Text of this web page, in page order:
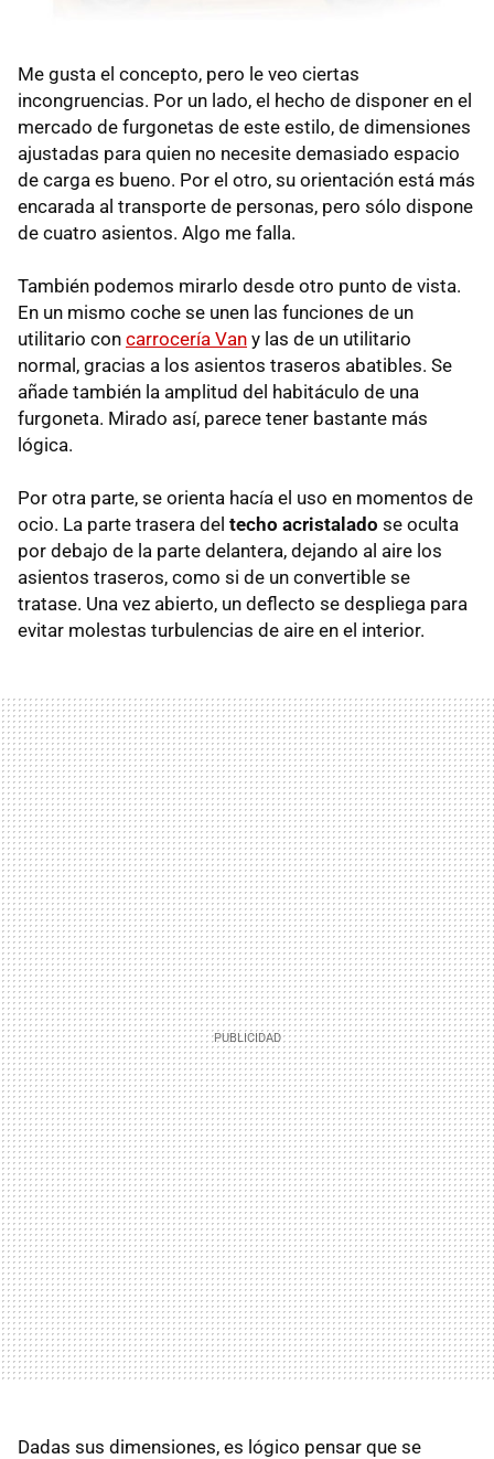
Me gusta el concepto, pero le veo ciertas
incongruencias. Por un lado, el hecho de disponer en el
mercado de furgonetas de este estilo, de dimensiones
ajustadas para quien no necesite demasiado espacio
de carga es bueno. Por el otro, su orientación está más
encarada al transporte de personas, pero sólo dispone
de cuatro asientos. Algo me falla.
También podemos mirarlo desde otro punto de vista.
En un mismo coche se unen las funciones de un
utilitario con carrocería Van y las de un utilitario
normal, gracias a los asientos traseros abatibles. Se
añade también la amplitud del habitáculo de una
furgoneta. Mirado así, parece tener bastante más
lógica.
Por otra parte, se orienta hacía el uso en momentos de
ocio. La parte trasera del techo acristalado se oculta
por debajo de la parte delantera, dejando al aire los
asientos traseros, como si de un convertible se
tratase. Una vez abierto, un deflecto se despliega para
evitar molestas turbulencias de aire en el interior.
Dadas sus dimensiones, es lógico pensar que se